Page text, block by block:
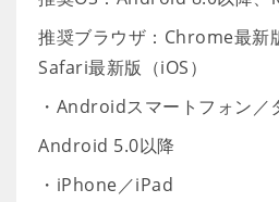
推奨ブラウザ：Chrome最新
Safari最新版（iOS）
・Androidスマートフォン／
Android 5.0以降
・iPhone／iPad